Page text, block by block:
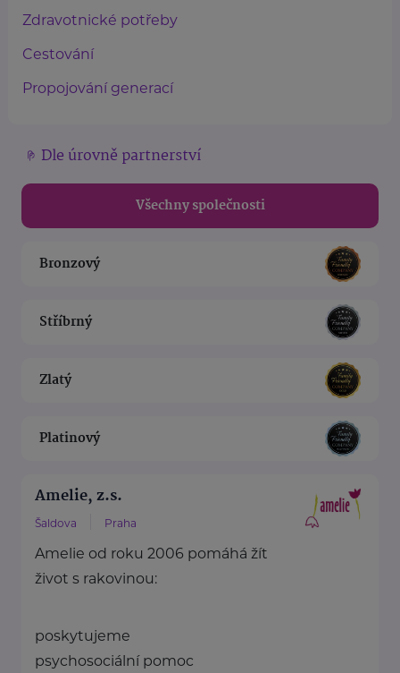
Zdravotnické potřeby
Cestování
Propojování generací
Dle úrovně partnerství
Všechny společnosti
Bronzový
Stříbrný
Zlatý
Platinový
Amelie, z.s.
Šaldova Praha
Amelie od roku 2006 pomáhá žít
život s rakovinou:
poskytujeme
psychosociální pomoc